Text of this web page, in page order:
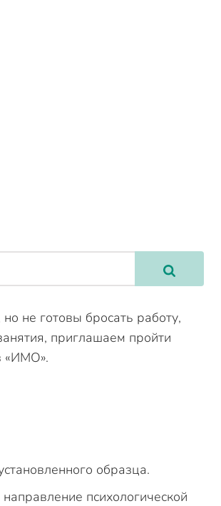
не готовы бросать работу,
приглашаем пройти
«ИМО».
образца.
психологической